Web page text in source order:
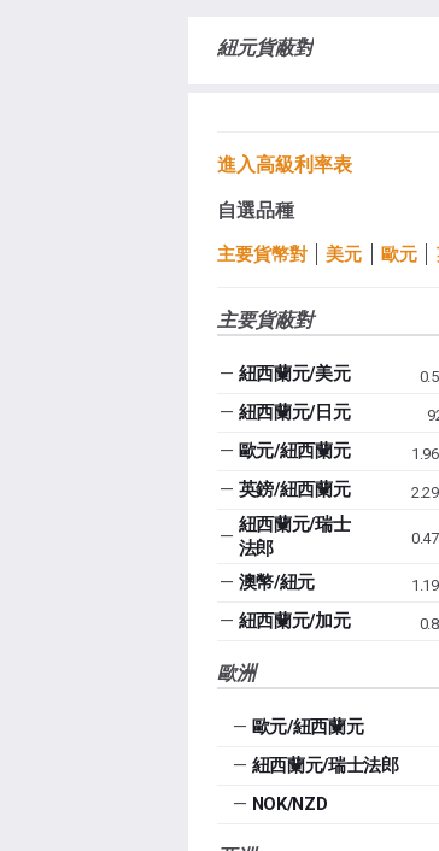
紐元貨蔽對
進入高級利率表
自選品種
主要貨幣對 美元 歐元
主要貨蔽對
— 紐西蘭元/美元
— 紐西蘭元/日元
— 歐元/紐西蘭元
— 英鎊/紐西蘭元
—
紐西蘭元/瑞士
法郎
— 澳幣/紐元
— 紐西蘭元/加元
歐洲
— 歐元/紐西蘭元
— 紐西蘭元/瑞士法郎
— NOK/NZD